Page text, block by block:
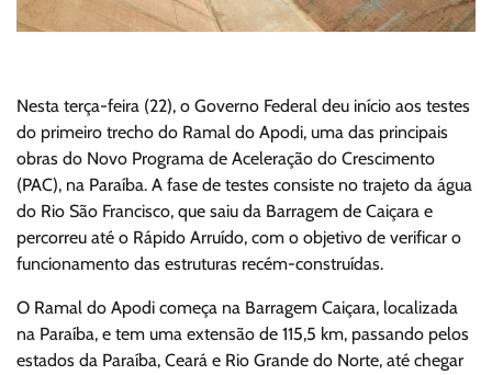
Nesta terça-feira (22), o Governo Federal deu início aos testes
do primeiro trecho do Ramal do Apodi, uma das principais
obras do Novo Programa de Aceleração do Crescimento
(PAC), na Paraíba. A fase de testes consiste no trajeto da água
do Rio São Francisco, que saiu da Barragem de Caiçara e
percorreu até o Rápido Arruído, com o objetivo de verificar o
funcionamento das estruturas recém-construídas.
O Ramal do Apodi começa na Barragem Caiçara, localizada
na Paraíba, e tem uma extensão de 115,5 km, passando pelos
estados da Paraíba, Ceará e Rio Grande do Norte, até chegar